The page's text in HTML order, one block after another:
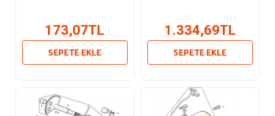
173,07TL
SEPETE EKLE
1.334,69TL
SEPETE EKLE